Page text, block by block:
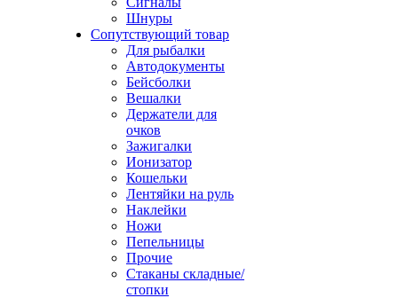
Шнуры
Сопутствующий товар
Для рыбалки
Автодокументы
Бейсболки
Вешалки
Держатели для
очков
Зажигалки
Ионизатор
Кошельки
Лентяйки на руль
Наклейки
Ножи
Пепельницы
Прочие
Стаканы складные/
стопки